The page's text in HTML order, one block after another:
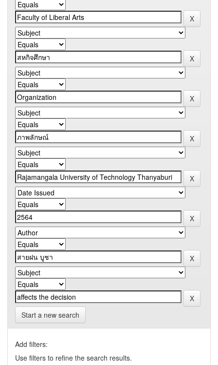
Start a new search
Add filters:
Use filters to refine the search results.